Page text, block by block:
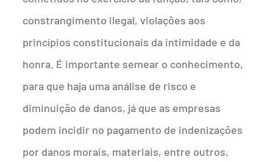
constrangimento ilegal, violações aos
princípios constitucionais da intimidade e da
honra. É importante semear o conhecimento,
para que haja uma análise de risco e
diminuição de danos, já que as empresas
podem incidir no pagamento de indenizações
por danos morais, materiais, entre outros,